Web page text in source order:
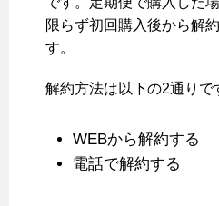
限らず初回購入後から解
す。
解約方法は以下の2通りで
WEBから解約する
電話で解約する